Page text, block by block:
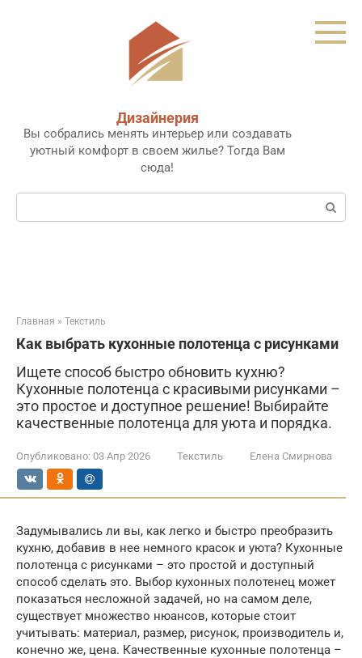
Дизайнерия
Вы собрались менять интерьер или создавать
уютный комфорт в своем жилье? Тогда Вам
сюда!
Поиск:
Главная » Текстиль
Как выбрать кухонные полотенца с рисунками
Ищете способ быстро обновить кухню?
Кухонные полотенца с красивыми рисунками –
это простое и доступное решение! Выбирайте
качественные полотенца для уюта и порядка.
Опубликовано: 03 Апр 2026 Текстиль Елена Смирнова
Задумывались ли вы, как легко и быстро преобразить
кухню, добавив в нее немного красок и уюта? Кухонные
полотенца с рисунками – это простой и доступный
способ сделать это. Выбор кухонных полотенец может
показаться несложной задачей, но на самом деле,
существует множество нюансов, которые стоит
учитывать: материал, размер, рисунок, производитель и,
конечно же, цена. Качественные кухонные полотенца –